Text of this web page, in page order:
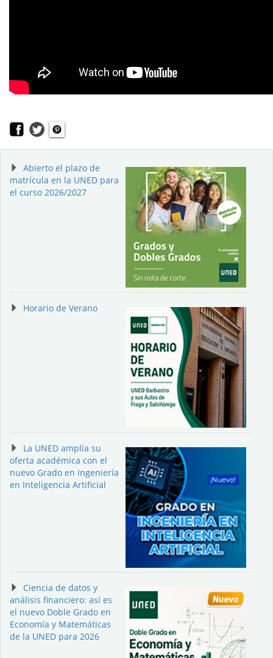
Abierto el plazo de
matrícula en la UNED para
el curso 2026/2027
Horario de Verano
La UNED amplía su
oferta académica con el
nuevo Grado en Ingeniería
en Inteligencia Artificial
Ciencia de datos y
análisis financiero: así es
el nuevo Doble Grado en
Economía y Matemáticas
de la UNED para 2026